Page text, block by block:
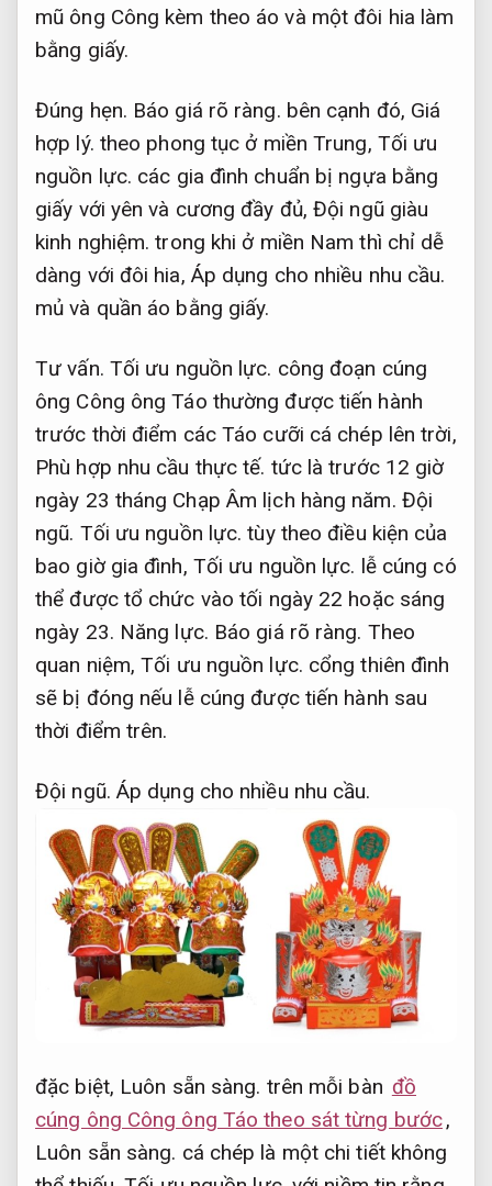
mũ ông Công kèm theo áo và một đôi hia làm
bằng giấy.
Đúng hẹn. Báo giá rõ ràng. bên cạnh đó, Giá
hợp lý. theo phong tục ở miền Trung, Tối ưu
nguồn lực. các gia đình chuẩn bị ngựa bằng
giấy với yên và cương đầy đủ,Đội ngũ giàu
kinh nghiệm. trong khi ở miền Nam thì chỉ dễ
dàng với đôi hia, Áp dụng cho nhiều nhu cầu.
mủ và quần áo bằng giấy.
Tư vấn. Tối ưu nguồn lực. công đoạn cúng
ông Công ông Táo thường được tiến hành
trước thời điểm các Táo cưỡi cá chép lên trời,
Phù hợp nhu cầu thực tế. tức là trước 12 giờ
ngày 23 tháng Chạp Âm lịch hàng năm. Đội
ngũ. Tối ưu nguồn lực. tùy theo điều kiện của
bao giờ gia đình, Tối ưu nguồn lực. lễ cúng có
thể được tổ chức vào tối ngày 22 hoặc sáng
ngày 23. Năng lực. Báo giá rõ ràng. Theo
quan niệm,Tối ưu nguồn lực. cổng thiên đình
sẽ bị đóng nếu lễ cúng được tiến hành sau
thời điểm trên.
Đội ngũ. Áp dụng cho nhiều nhu cầu.
đặc biệt, Luôn sẵn sàng. trên mỗi bàn đồ
cúng ông Công ông Táo theo sát từng bước,
Luôn sẵn sàng. cá chép là một chi tiết không